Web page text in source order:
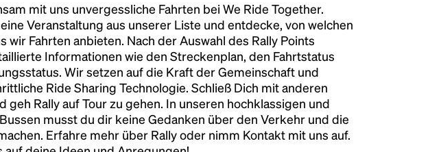
mit uns unvergessliche Fahrten bei We Ride Together.
Veranstaltung aus unserer Liste und entdecke, von welchen
wir Fahrten anbieten. Nach der Auswahl des Rally Points
Informationen wie den Streckenplan, den Fahrtstatus
Wir setzen auf die Kraft der Gemeinschaft und
Ride Sharing Technologie. Schließ Dich mit anderen
geh Rally auf Tour zu gehen. In unseren hochklassigen und
musst du dir keine Gedanken über den Verkehr und die
Erfahre mehr über Rally oder nimm Kontakt mit uns auf.